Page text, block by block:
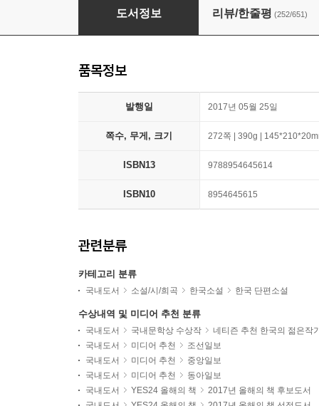
오직 두 사람
도서정보 리뷰/한줄평 (252/651)
품목정보
발행일 2017년 05월 25일
쪽수, 무게, 크기 272쪽 | 390g |
ISBN13 9788954645614
ISBN10 8954645615
관련분류
카테고리 분류
국내도서 소설/시/희곡 한국소설 한국 단편소설
수상내역 및 미디어 추천 분류
국내도서 국내문학상 수상작
네티즌 추천 한국의 젊은작
국내도서
미디어 추천
조선일보
국내도서
미디어 추천
중앙일보
국내도서
미디어 추천
동아일보
국내도서
YES24 올해의 책
2017년 올해의 책 후보도서